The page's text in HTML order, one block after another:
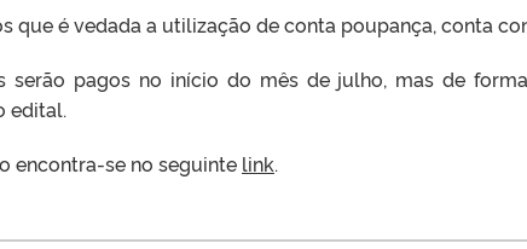
que é vedada a utilização de conta poupança, conta
serão pagos no início do mês de julho, mas de
edital.
encontra-se no seguinte link.